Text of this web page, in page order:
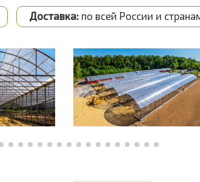
Доставка: по всей России и